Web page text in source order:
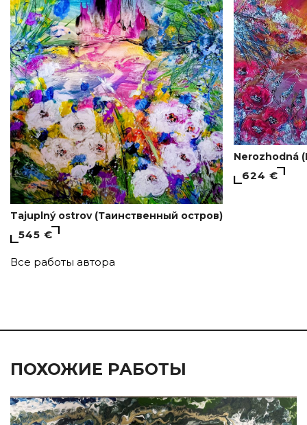
Tajuplný ostrov (Таинственный остров)
545 €
Nerozhodná
624 €
Все работы автора
ПОХОЖИЕ РАБОТЫ